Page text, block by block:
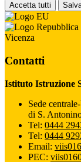
Accetta tutti
Vicenza
Contatti
Istituto Istruzione
Sede
di S.
Tel: 0444
Tel: 0444
Email:
PEC: